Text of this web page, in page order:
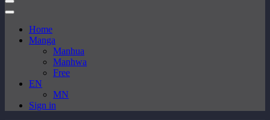
Home
Manga
Manhua
Manhwa
Free
EN
MN
Sign in